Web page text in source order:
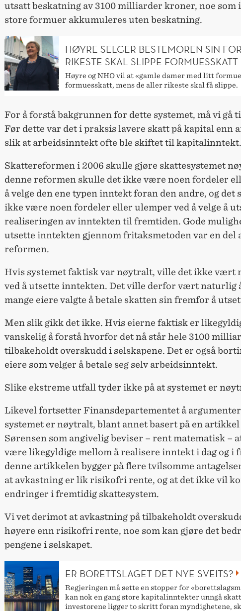
utsatt beskatning av 3100 milliarder kroner, noe
store formuer akkumuleres uten beskatning.
HØYRE SELGER BESTEMOREN SIN
RIKESTE SKAL SLIPPE FORMUESSKATT
Høyre og NHO vil at «gamle damer med litt
formuesskatt, mens de aller rikeste skal få slippe.
For å forstå bakgrunnen for dette systemet, må vi gå
Før dette var det i praksis lavere skatt på kapital enn
slik at arbeidsinntekt ofte ble skiftet til kapitalinntekt.
Skattereformen i 2006 skulle gjøre skattesystemet
denne reformen skulle det ikke være noen fordeler
å velge den ene typen inntekt foran den andre, og det
ikke være noen fordeler eller ulemper ved å velge å
realiseringen av inntekten til fremtiden. Gode
utsette inntekten gjennom fritaksmetoden var en del
reformen.
Hvis systemet faktisk var nøytralt, ville det ikke vært
ved å utsette inntekten. Det ville derfor vært naturlig
mange eiere valgte å betale skatten sin fremfor å
Men slik gikk det ikke. Hvis eierne faktisk er
vanskelig å forstå hvorfor det nå står hele 3100
tilbakeholdt overskudd i selskapene. Det er også
eiere som velger å betale seg selv arbeidsinntekt.
Slike ekstreme utfall tyder ikke på at systemet er
Likevel fortsetter Finansdepartementet å
systemet er nøytralt, blant annet basert på en artikkel
Sørensen som angivelig beviser – rent matematisk –
være likegyldige mellom å realisere inntekt i dag og i
denne artikkelen bygger på flere tvilsomme
at avkastning er lik risikofri rente, og at det ikke vil
endringer i fremtidig skattesystem.
Vi vet derimot at avkastning på tilbakeholdt
høyere enn risikofri rente, noe som kan gjøre det
pengene i selskapet.
ER BORETTSLAGET DET NYE SVEITS?
Regjeringen må sette en stopper for
kan nok en gang store kapitalinntekter unngå
investorene ligger to skritt foran myndighetene,